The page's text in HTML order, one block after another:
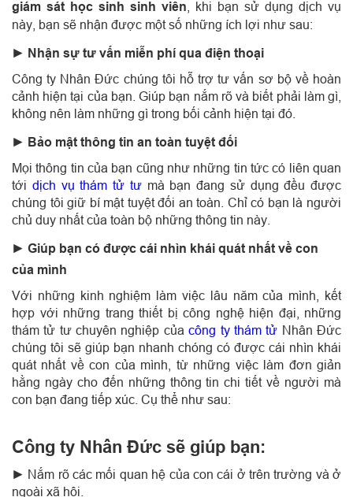
giám sát học sinh sinh viên , khi bạn sử dụng dịch vụ
này, bạn sẽ nhận được một số những ích lợi như sau:
► Nhận sự tư vấn miễn phí qua điện thoại
Công ty Nhân Đức chúng tôi hỗ trợ tư vấn sơ bộ về hoàn
cảnh hiện tại của bạn. Giúp bạn nắm rõ và biết phải làm gì,
không nên làm những gì trong bối cảnh hiện tại đó.
► Bảo mật thông tin an toàn tuyệt đối
Mọi thông tin của bạn cũng như những tin tức có liên quan
tới dịch vụ thám tử tưmà bạn đang sử dụng đều được
chúng tôi giữ bí mật tuyệt đối an toàn. Chỉ có bạn là người
chủ duy nhất của toàn bộ những thông tin này.
► Giúp bạn có được cái nhìn khái quát nhất về con
của mình
Với những kinh nghiệm làm việc lâu năm của mình, kết
hợp với những trang thiết bị công nghệ hiện đại, những
thám tử tư chuyên nghiệp củacông ty thám tử Nhân Đức
chúng tôi sẽ giúp bạn nhanh chóng có được cái nhìn khái
quát nhất về con của mình, từ những việc làm đơn giản
hằng ngày cho đến những thông tin chi tiết về người mà
con bạn đang tiếp xúc. Cụ thể như sau:
Công ty Nhân Đức sẽ giúp bạn:
► Nắm rõ các mối quan hệ của con cái ở trên trường và ở
ngoài xã hội.